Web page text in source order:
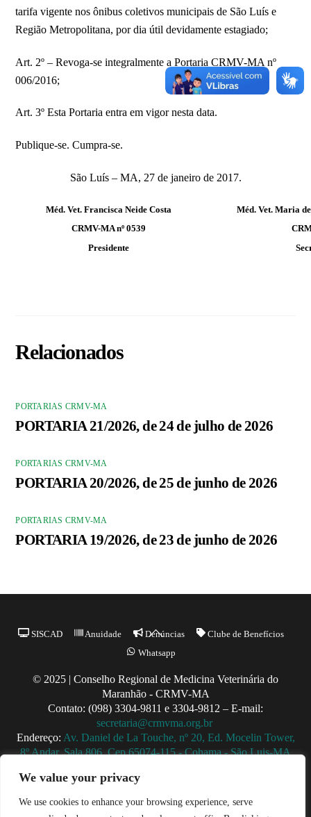
We value your privacy
We use cookies to enhance your browsing experience, serve
tarifa vigente nos ônibus coletivos municipais de São Luís e
Região Metropolitana, por dia útil devidamente estagiado;
Art. 2º – Revoga-se integralmente a Portaria CRMV-MA nº
006/2016;
Art. 3º Esta Portaria entra em vigor nesta data.
Publique-se. Cumpra-se.
São Luís – MA, 27 de janeiro de 2017.
Méd. Vet. Francisca Neide Costa
CRMV-MA nº 0539
Presidente
Méd. Vet. Maria
Relacionados
PORTARIAS CRMV-MA
PORTARIA 21/2026, de 24 de julho de 2026
PORTARIAS CRMV-MA
PORTARIA 20/2026, de 25 de junho de 2026
PORTARIAS CRMV-MA
PORTARIA 19/2026, de 23 de junho de 2026
Back
To
SISCAD Anuidade Denúncias
Clube de Benefícios
Whatsapp
© 2025 | Conselho Regional de Medicina Veterinária do
Maranhão - CRMV-MA
Contato: (098) 3304-9811 e 3304-9812 – E-mail:
secretaria@crmvma.org.br
Endereço: Av. Daniel de La Touche, nº 20, Ed. Mocelin Tower,
8º Andar, Sala 806, Cep 65074-115 - Cohama - São Luis-MA